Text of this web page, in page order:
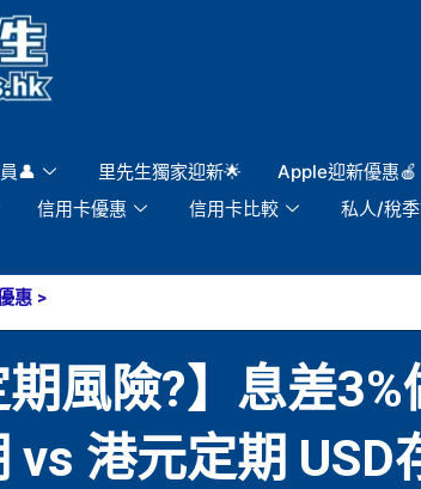
👤 里先生獨家迎新🌟 Apple迎新優惠🍎
信用卡優惠 信用卡比較 私人/稅
惠 >
期風險?】息差
vs 港元定期